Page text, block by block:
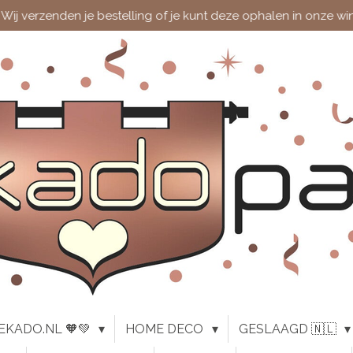
Wij verzenden je bestelling of je kunt deze ophalen in onze
🧡💚 HOME DECO GESLAAGD 🇳🇱